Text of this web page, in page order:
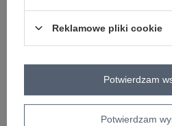
ZALOGUJ SIĘ I
Masz pytanie? Chętnie pomożemy.
+48 601 547 740
skład materiału : 60% wiskoza, 40%
Reklamowe pliki cookie
Potwierdzam
Potwierdzam